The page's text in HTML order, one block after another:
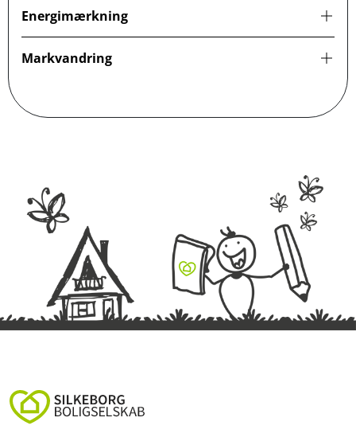
Energimærkning
Markvandring